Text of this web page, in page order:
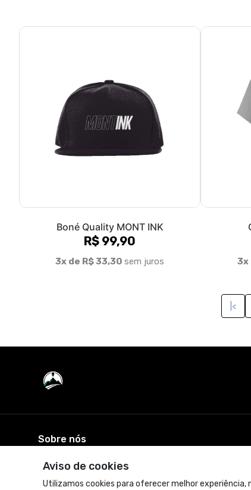
Boné Quality MONT INK
R$ 99,90
3x de R$ 33,30 sem juros 3x
|<
Aviso de cookies
Utilizamos cookies para oferecer melhor
Sobre nós
© Dados do vendedor: CNPJ 22.733.912/0001-05